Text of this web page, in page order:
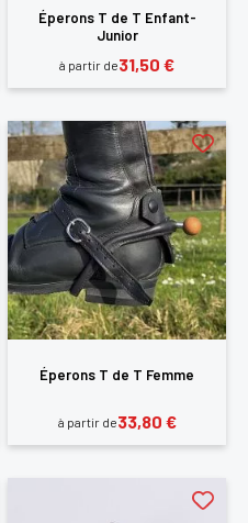
Éperons T de T Enfant-
Junior
à partir de31,50 €
Éperons T de T Femme
à partir de33,80 €